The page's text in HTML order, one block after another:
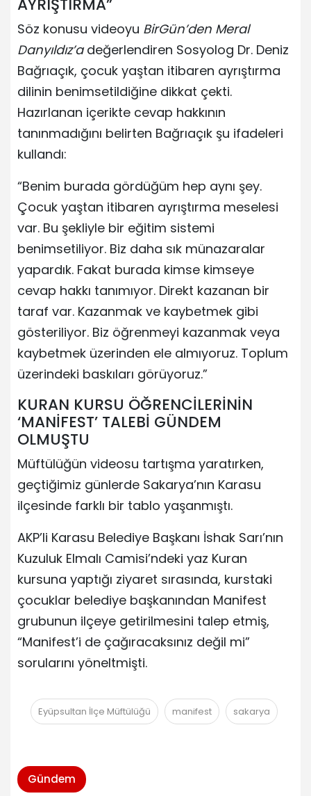
AYRIŞTIRMA”
Söz konusu videoyu BirGün’den Meral
Danyıldız’adeğerlendiren Sosyolog Dr. Deniz
Bağrıaçık, çocuk yaştan itibaren ayrıştırma
dilinin benimsetildiğine dikkat çekti.
Hazırlanan içerikte cevap hakkının
tanınmadığını belirten Bağrıaçık şu ifadeleri
kullandı:
“Benim burada gördüğüm hep aynı şey.
Çocuk yaştan itibaren ayrıştırma meselesi
var. Bu şekliyle bir eğitim sistemi
benimsetiliyor. Biz daha sık münazaralar
yapardık. Fakat burada kimse kimseye
cevap hakkı tanımıyor. Direkt kazanan bir
taraf var. Kazanmak ve kaybetmek gibi
gösteriliyor. Biz öğrenmeyi kazanmak veya
kaybetmek üzerinden ele almıyoruz. Toplum
üzerindeki baskıları görüyoruz.”
KURAN KURSU ÖĞRENCİLERİNİN
‘MANİFEST’ TALEBİ GÜNDEM
OLMUŞTU
Müftülüğün videosu tartışma yaratırken,
geçtiğimiz günlerde Sakarya’nın Karasu
ilçesinde farklı bir tablo yaşanmıştı.
AKP’li Karasu Belediye Başkanı İshak Sarı’nın
Kuzuluk Elmalı Camisi’ndeki yaz Kuran
kursuna yaptığı ziyaret sırasında, kurstaki
çocuklar belediye başkanından Manifest
grubunun ilçeye getirilmesini talep etmiş,
“Manifest’i de çağıracaksınız değil mi”
sorularını yöneltmişti.
Eyüpsultan İlçe Müftülüğü manifest sakarya
Gündem